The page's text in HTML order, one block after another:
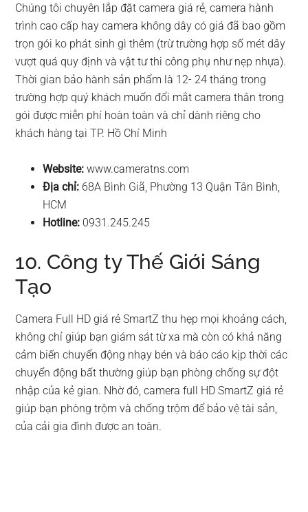
Chúng tôi chuyên lắp đặt camera giá rẻ, camera hành
trình cao cấp hay camera không dây có giá đã bao gồm
trọn gói ko phát sinh gì thêm (trừ trường hợp số mét dây
vượt quá quy định và vật tư thi công phụ như nẹp nhựa).
Thời gian bảo hành sản phẩm là 12- 24 tháng trong
trường hợp quý khách muốn đổi mắt camera thân trong
gói được miễn phí hoàn toàn và chỉ dành riêng cho
khách hàng tại TP. Hồ Chí Minh
Website:www.cameratns.com
Địa chỉ: 68A Bình Giã, Phường 13 Quận Tân Bình,
HCM
Hotline: 0931.245.245
10. Công ty Thế Giới Sáng
Tạo
Camera Full HD giá rẻ SmartZ thu hẹp mọi khoảng cách,
không chỉ giúp bạn giám sát từ xa mà còn có khả năng
cảm biến chuyển động nhạy bén và báo cáo kịp thời các
chuyển động bất thường giúp bạn phòng chống sự đột
nhập của kẻ gian. Nhờ đó, camera full HD SmartZ giá rẻ
giúp bạn phòng trộm và chống trộm để bảo vệ tài sản,
của cải gia đình được an toàn.